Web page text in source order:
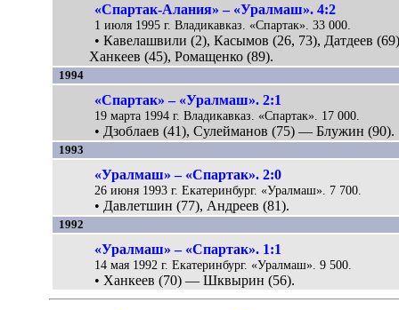
«Спартак-Алания» – «Уралмаш». 4:2
1 июля 1995 г. Владикавказ. «Спартак». 33 000.
• Кавелашвили (2), Касымов (26, 73), Датдеев
Ханкеев (45), Ромащенко (89).
1994
«Спартак» – «Уралмаш». 2:1
19 марта 1994 г. Владикавказ. «Спартак». 17 000.
• Дзоблаев (41), Сулейманов (75) — Блужин (90).
1993
«Уралмаш» – «Спартак». 2:0
26 июня 1993 г. Екатеринбург. «Уралмаш». 7 700.
• Давлетшин (77), Андреев (81).
1992
«Уралмаш» – «Спартак». 1:1
14 мая 1992 г. Екатеринбург. «Уралмаш». 9 500.
• Ханкеев (70) — Шквырин (56).